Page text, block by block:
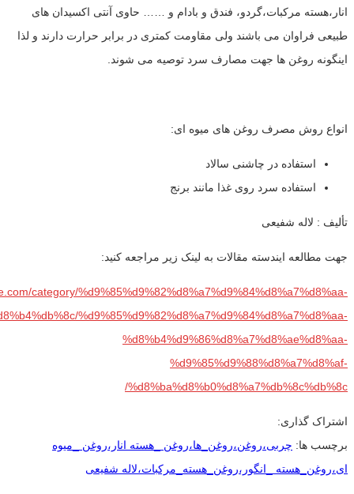
انار،هسته مرکبات،گردو، فندق و بادام و …… حاوی آنتی اکسیدان های
طبیعی فراوان می باشند ولی مقاومت کمتری در برابر حرارت دارند و لذا
اینگونه روغن ها جهت مصارف سرد توصیه می شوند.
انواع روش مصرف روغن های میوه ای:
استفاده در چاشنی سالاد
استفاده سرد روی غذا مانند برنج
تألیف : لاله شفیعی
جهت مطالعه ایندسته مقالات به لینک زیر مراجعه کنید:
category/%d9%85%d9%82%d8%a7%d9%84%d8%a7%d8%aa-
%d9%85%d9%82%d8%a7%d9%84%d8%a7%d8%aa-
%d8%b4%d9%86%d8%a7%d8%ae%d8%aa-
%d9%85%d9%88%d8%a7%d8%af-
%d8%ba%d8%b0%d8%a7%db%8c%db%8c/
اشتراک گذاری:
برچسب ها: چربی،روغن،روغن_ها،روغن _هسته انار،روغن _میوه
ای،روغن_هسته _انگور،روغن_هسته_مرکبات،لاله شفیعی